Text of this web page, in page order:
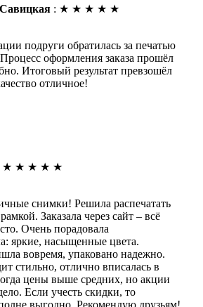
: ★ ★ ★ ★ ★
подруги обратилась за печатью
оформления заказа прошёл
Итоговый результат превзошёл
отличное!
★ ★ ★ ★ ★
снимки! Решила распечатать
Заказала через сайт – всё
Очень порадовала
яркие, насыщенные цвета.
вовремя, упаковано надежно.
стильно, отлично вписалась в
цены выше средних, но акции
Если учесть скидки, то
выгодно. Рекомендую друзьям!